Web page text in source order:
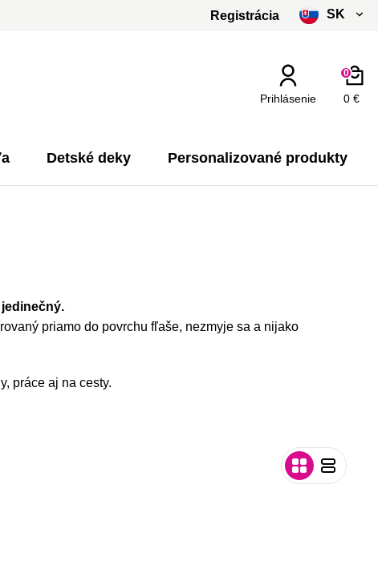
Registrácia SK
slovenčina
Prihlásenie 0 €
0
Detské deky Personalizované produkty
priamo do povrchu fľaše, nezmyje sa a nijako
práce aj na cesty.